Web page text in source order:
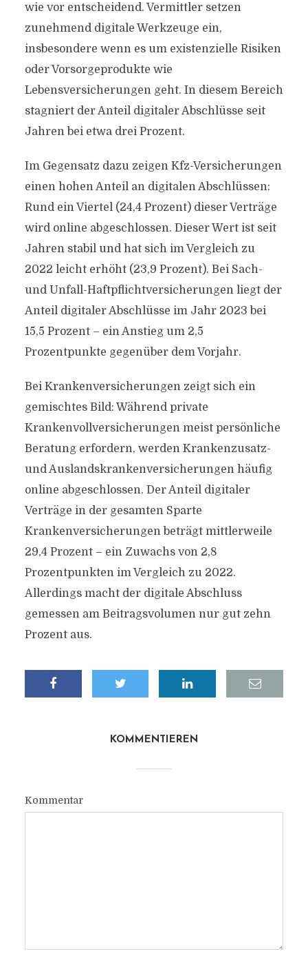
wie vor entscheidend. Vermittler setzen
zunehmend digitale Werkzeuge ein,
insbesondere wenn es um existenzielle Risiken
oder Vorsorgeprodukte wie
Lebensversicherungen geht. In diesem Bereich
stagniert der Anteil digitaler Abschlüsse seit
Jahren bei etwa drei Prozent.
Im Gegensatz dazu zeigen Kfz-Versicherungen
einen hohen Anteil an digitalen Abschlüssen:
Rund ein Viertel (24,4 Prozent) dieser Verträge
wird online abgeschlossen. Dieser Wert ist seit
Jahren stabil und hat sich im Vergleich zu
2022 leicht erhöht (23,9 Prozent). Bei Sach-
und Unfall-Haftpflichtversicherungen liegt der
Anteil digitaler Abschlüsse im Jahr 2023 bei
15,5 Prozent – ein Anstieg um 2,5
Prozentpunkte gegenüber dem Vorjahr.
Bei Krankenversicherungen zeigt sich ein
gemischtes Bild: Während private
Krankenvollversicherungen meist persönliche
Beratung erfordern, werden Krankenzusatz-
und Auslandskrankenversicherungen häufig
online abgeschlossen. Der Anteil digitaler
Verträge in der gesamten Sparte
Krankenversicherungen beträgt mittlerweile
29,4 Prozent – ein Zuwachs von 2,8
Prozentpunkten im Vergleich zu 2022.
Allerdings macht der digitale Abschluss
gemessen am Beitragsvolumen nur gut zehn
Prozent aus.
KOMMENTIEREN
Kommentar